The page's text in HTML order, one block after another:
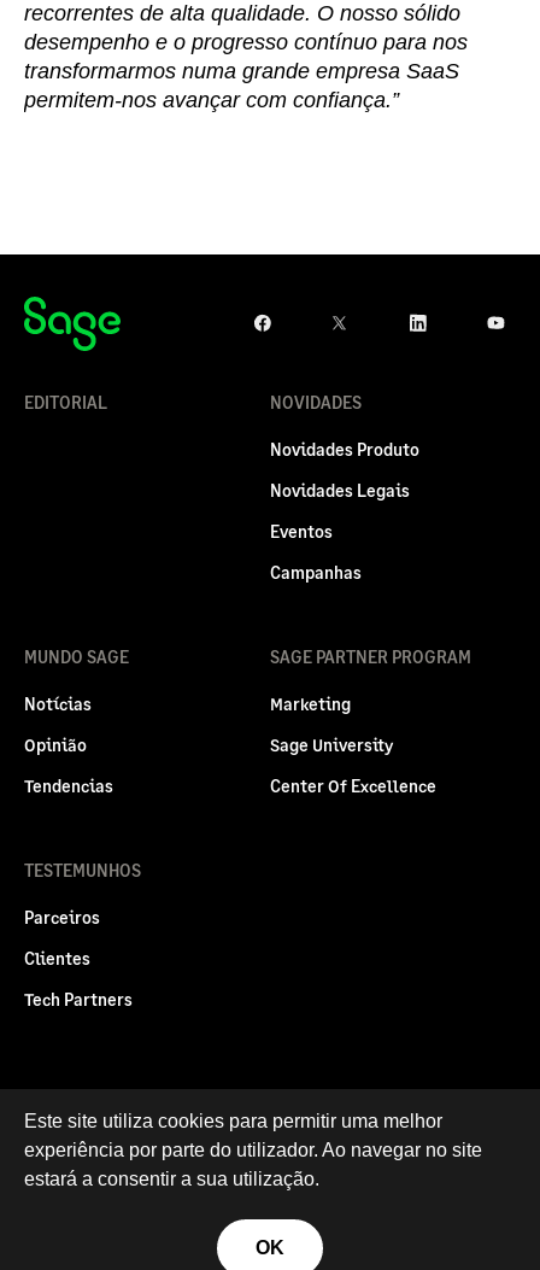
recorrentes de alta qualidade. O nosso sólido
desempenho e o progresso contínuo para nos
transformarmos numa grande empresa SaaS
permitem-nos avançar com confiança.”
EDITORIAL NOVIDADES
Novidades Produto
Novidades Legais
Eventos
Campanhas
MUNDO SAGE
Notícias
Opinião
Tendencias
SAGE PARTNER PROGRAM
Marketing
Sage University
Center Of Excellence
TESTEMUNHOS
Parceiros
Clientes
Tech Partners
Politica legal Privacidade e Cookies
RGPD
Este site utiliza cookies para permitir uma melhor
experiência por parte do utilizador. Ao navegar no site
estará a consentir a sua utilização.
OK